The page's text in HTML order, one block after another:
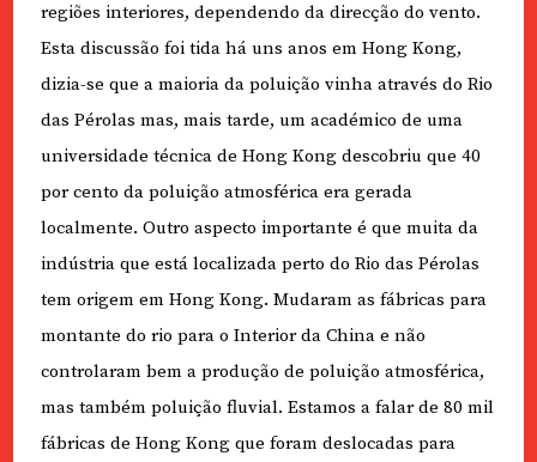
regiões interiores, dependendo da direcção do vento.
Esta discussão foi tida há uns anos em Hong Kong,
dizia-se que a maioria da poluição vinha através do Rio
das Pérolas mas, mais tarde, um académico de uma
universidade técnica de Hong Kong descobriu que 40
por cento da poluição atmosférica era gerada
localmente. Outro aspecto importante é que muita da
indústria que está localizada perto do Rio das Pérolas
tem origem em Hong Kong. Mudaram as fábricas para
montante do rio para o Interior da China e não
controlaram bem a produção de poluição atmosférica,
mas também poluição fluvial. Estamos a falar de 80 mil
fábricas de Hong Kong que foram deslocadas para